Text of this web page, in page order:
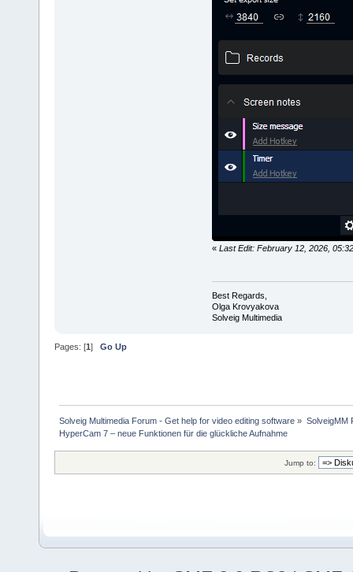
« Last Edit: February 12, 2026,
Best Regards,
Olga Krovyakova
Solveig Multimedia
Pages: [1] Go Up
Solveig Multimedia Forum - Get help for video editing software » SolveigMM
HyperCam 7 – neue Funktionen für die glückliche Aufnahme
Jump to: